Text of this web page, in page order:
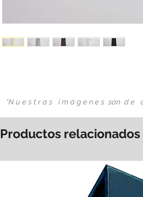
*N u e s t r a s i m á g e n e s son d e
Productos relacionados